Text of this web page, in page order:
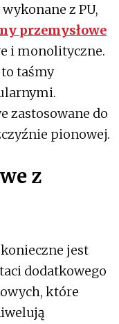
z PU,
przemysłowe
i monolityczne.
taśmy
zastosowane do
pionowej.
z
jest
dodatkowego
które